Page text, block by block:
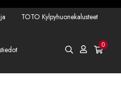
TOTO Kylpyhuonekalusteet
0